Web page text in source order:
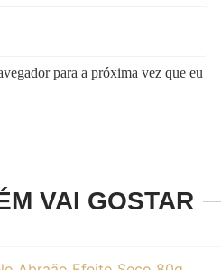
para a próxima vez que eu
VAI GOSTAR